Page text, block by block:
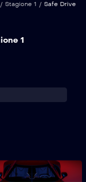
/ Stagione 1 / Safe Drive
1